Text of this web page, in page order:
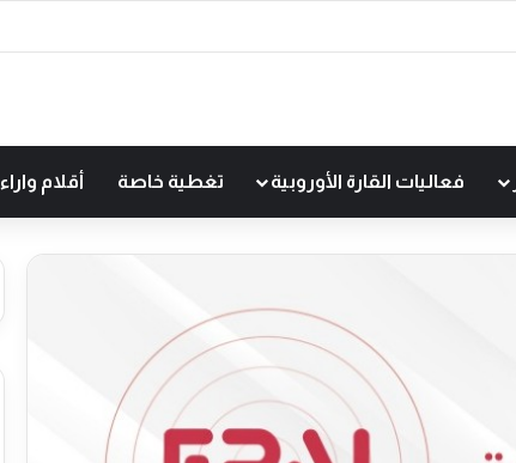
فعاليات القارة الأوروبية تغطية خاصة أقلام واراء